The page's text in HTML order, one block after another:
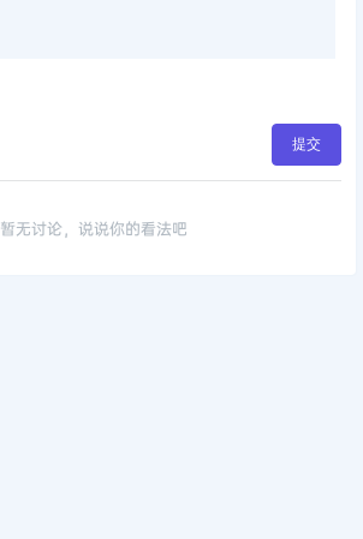
提交
暂无讨论，说说你的看法吧